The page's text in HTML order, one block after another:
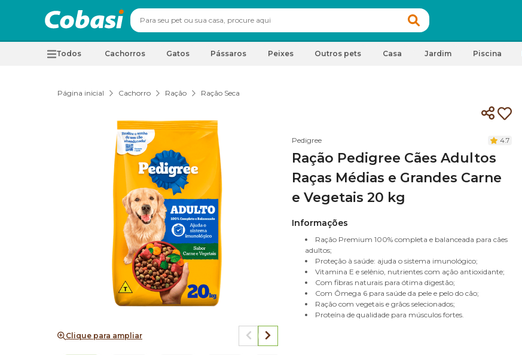
Todos Cachorros Gatos Pássaros Peixes Outros pets Casa Jardim Piscina
Página inicial Cachorro Ração Ração Seca
Clique para ampliar
Pedigree 4.7
Ração Pedigree Cães Adultos
Raças Médias e Grandes Carne
e Vegetais 20 kg
Informações
Ração Premium 100% completa e balanceada para cães
adultos;
Proteção à saúde: ajuda o sistema imunológico;
Vitamina E e selênio, nutrientes com ação antioxidante;
Com fibras naturais para ótima digestão;
Com Ômega 6 para saúde da pele e pelo do cão;
Ração com vegetais e grãos selecionados;
Proteína de qualidade para músculos fortes.